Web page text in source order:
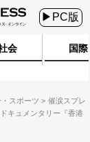
▶PC版
会 国際
スポーツ
催涙スプレ
キュメンタリー『香港